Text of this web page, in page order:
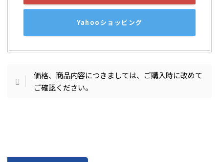
Yahooショッピング
価格、商品内容につきましては、ご購入時に改めて
ご確認ください。